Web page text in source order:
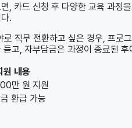
, 카드 신청 후 다양한 교육 과
.
로 직무 전환하고 싶은 경우, 프로
듣고, 자부담금은 과정이 종료된
원 내용
만 원 지원
환급 가능